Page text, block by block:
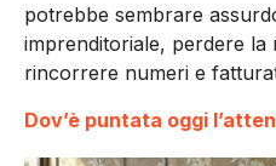
potrebbe sembrare
imprenditoriale, perdere la
rincorrere numeri e
Dov’è puntata oggi